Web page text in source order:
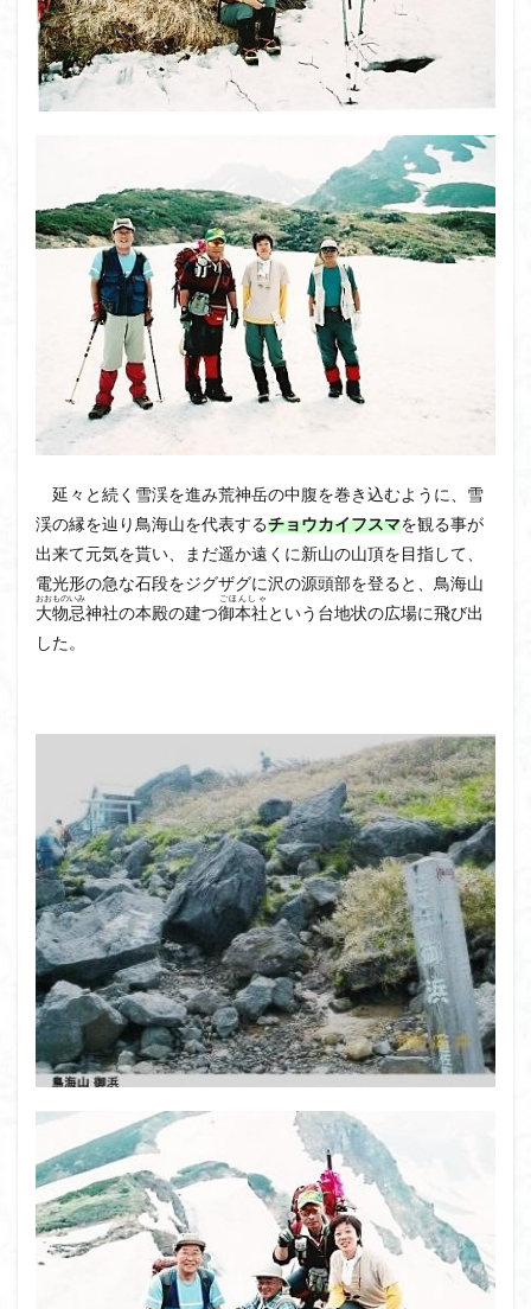
延々と続く雪渓を進み荒神岳の中腹を巻き込むように、雪
渓の縁を辿り鳥海山を代表するチョウカイフスマを観る事が
出来て元気を貰い、まだ遥か遠くに新山の山頂を目指して、
電光形の急な石段をジグザグに沢の源頭部を登ると、鳥海山
大物忌
おおものいみ
神社の本殿の建つ御本社
ごほんしゃ
という台地状の広場に飛び出
した。